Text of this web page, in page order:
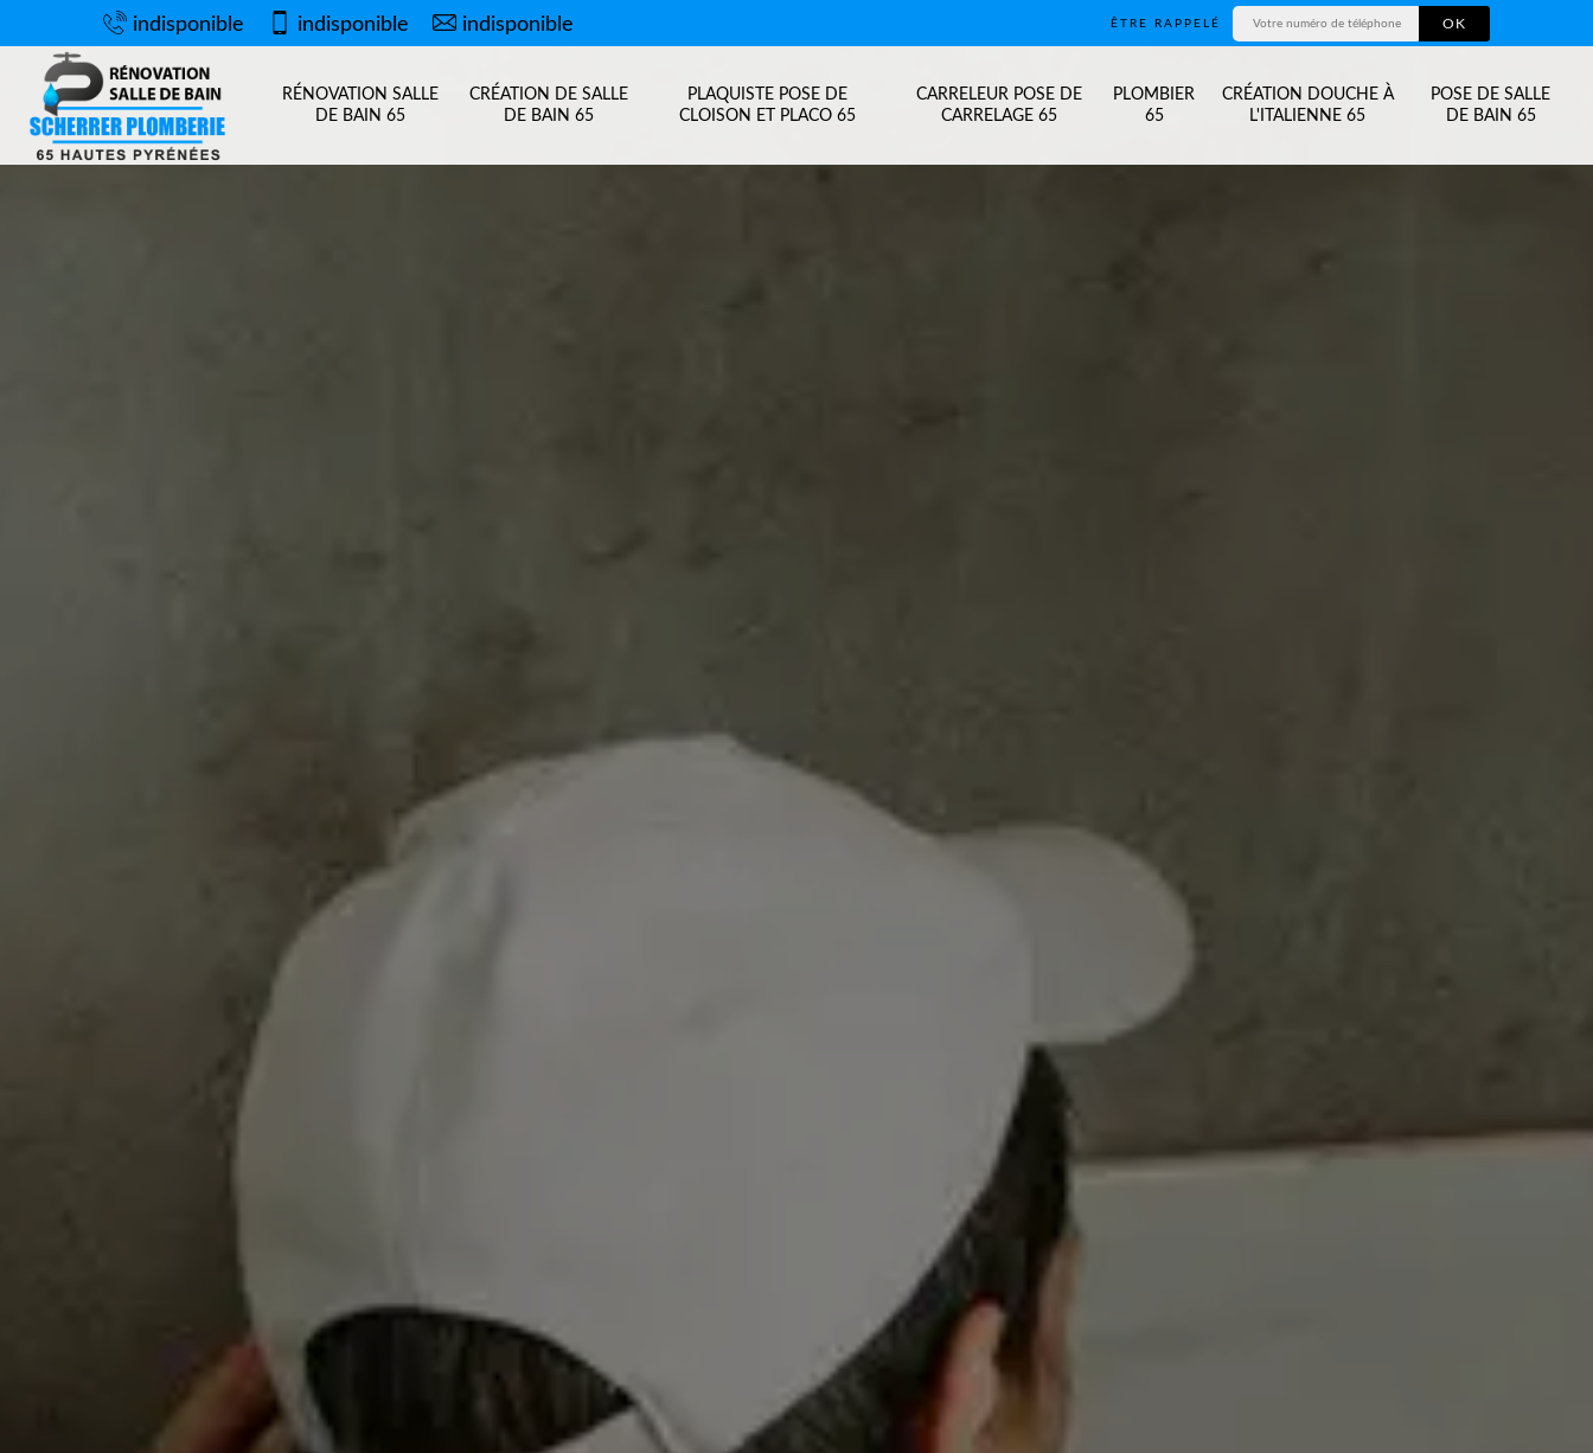
indisponible indisponible indisponible ÊTRE RAPPELÉ
RÉNOVATION SALLE
DE BAIN 65
CRÉATION DE SALLE
DE BAIN 65
PLAQUISTE POSE DE
CLOISON ET PLACO 65
CARRELEUR POSE DE
CARRELAGE 65
PLOMBIER
65
CRÉATION DOUCHE À
L'ITALIENNE 65
POSE DE SALLE
DE BAIN 65